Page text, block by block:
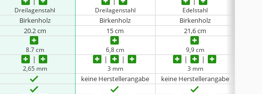
Dreilagenstahl Dreilagenstahl Edelstahl
Birkenholz Birkenholz Birkenholz
20.2 cm 15 cm
21,6 cm
8.7 cm 6,8 cm 9,9 cm
2,65 mm 3 mm 3 mm
keine Herstellerangabe keine Herstellerangabe